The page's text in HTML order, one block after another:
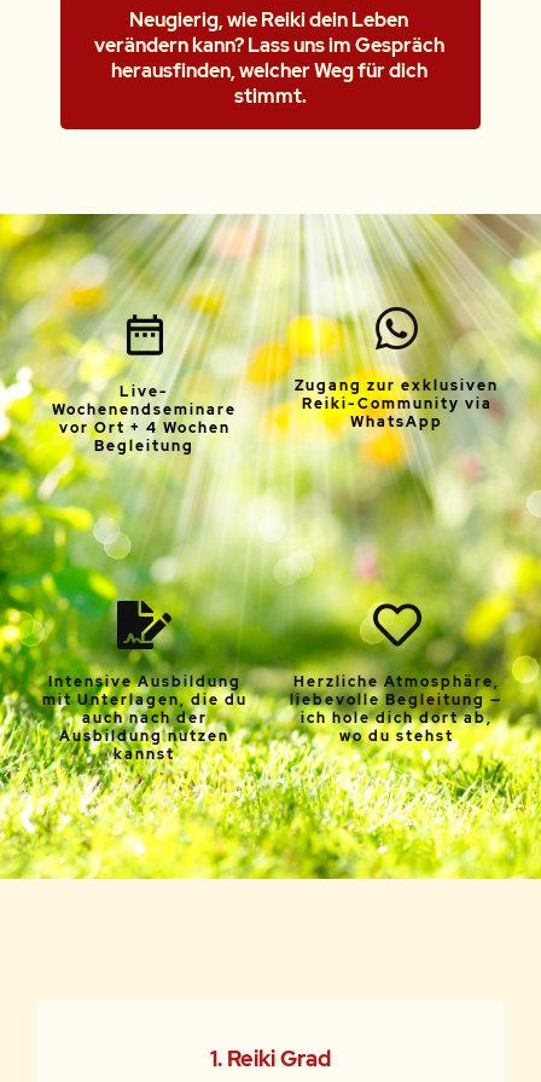
Neugierig, wie Reiki dein Leben
verändern kann? Lass uns im Gespräch
herausfinden, welcher Weg für dich
stimmt.
Live-
Wochenendseminare
vor Ort + 4 Wochen
Begleitung
Zugang zur exklusiven
Reiki-Community via
WhatsApp
Intensive Ausbildung
mit Unterlagen, die du
auch nach der
Ausbildung nutzen
kannst
Herzliche Atmosphäre,
liebevolle Begleitung —
ich hole dich dort ab,
wo du stehst
1. Reiki Grad